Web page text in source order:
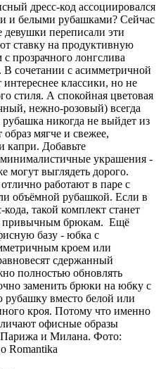
дресс-код ассоциировался
и белыми рубашками? Сейчас
переписали эти
ставку на продуктивную
прозрачного лонгслива
В сочетании с асимметричной
классики, но не
стиля. А спокойная цветовая
нежно-розовый) всегда
никогда не выйдет из
мягче и свежее,
капри. Добавьте
украшения -
могут выглядеть дорого.
работают в паре с
объёмной рубашкой. Если в
такой комплект станет
привычным брюкам. Ещё
базу - юбка с
кроем или
сдержанный
полностью обновлять
заменить брюки на юбку с
рубашку вместо белой или
кроя. Потому что именно
офисные образы
Парижа и Милана. Фото:
Romantika